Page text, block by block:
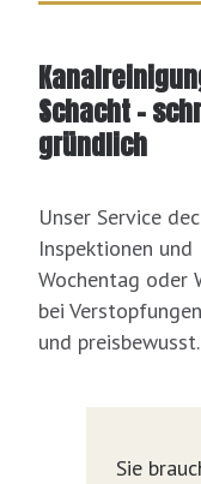
Schacht –
gründlich
Unser Service
Inspektionen
Wochentag oder
bei
und preisbewusst.
Sie